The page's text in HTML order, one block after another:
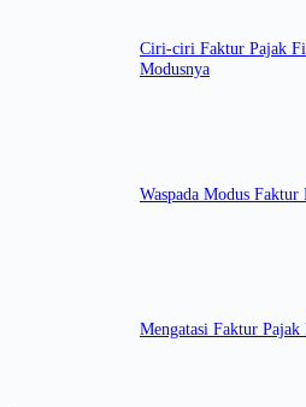
Ciri-ciri Faktur Pajak
Modusnya
Waspada Modus
Mengatasi Faktur